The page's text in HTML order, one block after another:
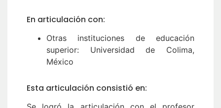
En articulación con:
Otras instituciones de educación
superior: Universidad de Colima,
México
Esta articulación consistió en: